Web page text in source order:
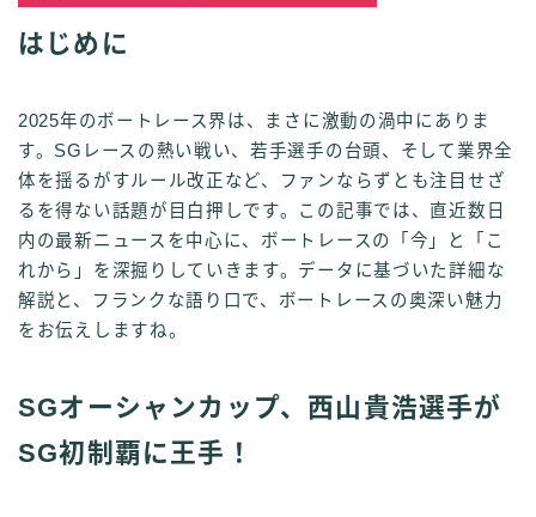
はじめに
2025年のボートレース界は、まさに激動の渦中にありま
す。SGレースの熱い戦い、若手選手の台頭、そして業界全
体を揺るがすルール改正など、ファンならずとも注目せざ
るを得ない話題が目白押しです。この記事では、直近数日
内の最新ニュースを中心に、ボートレースの「今」と「こ
れから」を深掘りしていきます。データに基づいた詳細な
解説と、フランクな語り口で、ボートレースの奥深い魅力
をお伝えしますね。
SGオーシャンカップ、西山貴浩選手が
SG初制覇に王手！